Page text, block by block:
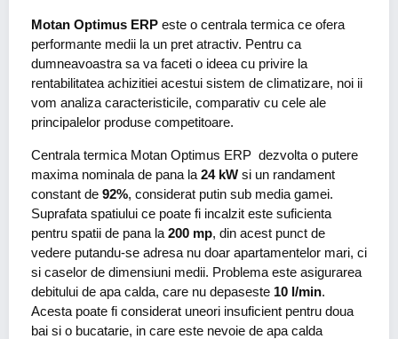
Motan Optimus ERP este o centrala termica ce ofera
performante medii la un pret atractiv. Pentru ca
dumneavoastra sa va faceti o ideea cu privire la
rentabilitatea achizitiei acestui sistem de climatizare, noi ii
vom analiza caracteristicile, comparativ cu cele ale
principalelor produse competitoare.
Centrala termica Motan Optimus ERP dezvolta o putere
maxima nominala de pana la 24 kW si un randament
constant de 92%, considerat putin sub media gamei.
Suprafata spatiului ce poate fi incalzit este suficienta
pentru spatii de pana la 200 mp, din acest punct de
vedere putandu-se adresa nu doar apartamentelor mari, ci
si caselor de dimensiuni medii. Problema este asigurarea
debitului de apa calda, care nu depaseste 10 l/min.
Acesta poate fi considerat uneori insuficient pentru doua
bai si o bucatarie, in care este nevoie de apa calda